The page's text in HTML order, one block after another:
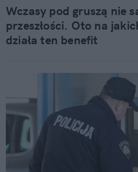
Wczasy pod gruszą nie
przeszłości. Oto na
działa ten benefit